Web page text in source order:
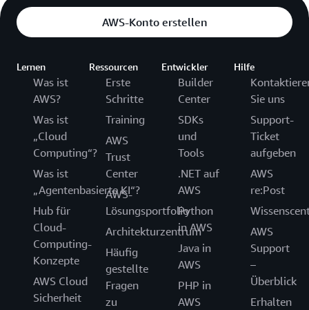
AWS-Konto erstellen
Lernen
Was ist
AWS?
Was ist
„Cloud
Computing“?
Was ist
„Agentenbasierte KI“?
Hub für
Cloud-
Computing-
Konzepte
AWS Cloud
Sicherheit
Ressourcen
Erste
Schritte
Training
AWS
Trust
Center
AWS-
Lösungsportfolio
Architekturzentrum
Häufig
gestellte
Fragen
zu
Entwickler
Builder
Center
SDKs
und
Tools
.NET auf
AWS
Python
in AWS
Java in
AWS
PHP in
AWS
Hilfe
Sie uns
Support-
Ticket
aufgeben
AWS
re:Post
AWS
Support
–
Überblick
Erhalten